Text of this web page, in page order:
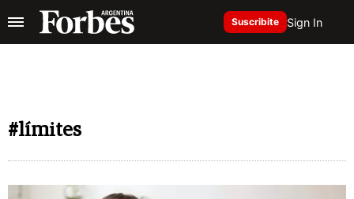
Suscribite Sign In
#límites